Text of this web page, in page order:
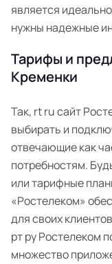
является
нужны надежные
Тарифы и
Кременки
Так, rt ru сайт
выбирать и
отвечающие как
потребностям.
или тарифные
«Ростелеком»
для своих
рт ру Ростелеком
множество